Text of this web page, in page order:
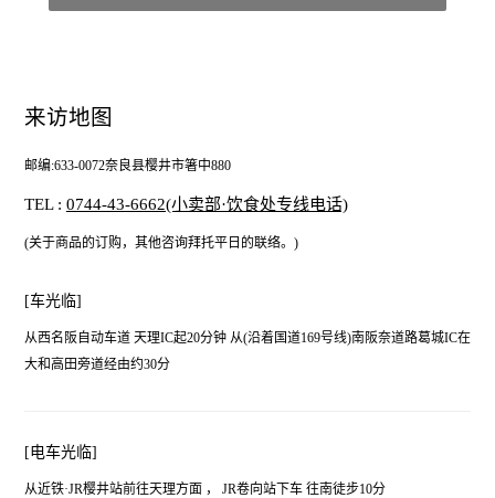
来访地图
邮编:633-0072奈良县樱井市箸中880
TEL : 0744-43-6662(小卖部·饮食处专线电话)
(关于商品的订购，其他咨询拜托平日的联络。)
[车光临]
从西名阪自动车道 天理IC起20分钟 从(沿着国道169号线)南阪奈道路葛城IC在
大和高田旁道经由约30分
[电车光临]
从近铁·JR樱井站前往天理方面 ， JR卷向站下车 往南徒步10分